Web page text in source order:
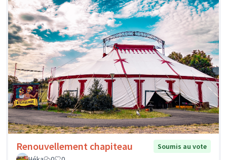
Renouvellement chapiteau
Soumis au vote